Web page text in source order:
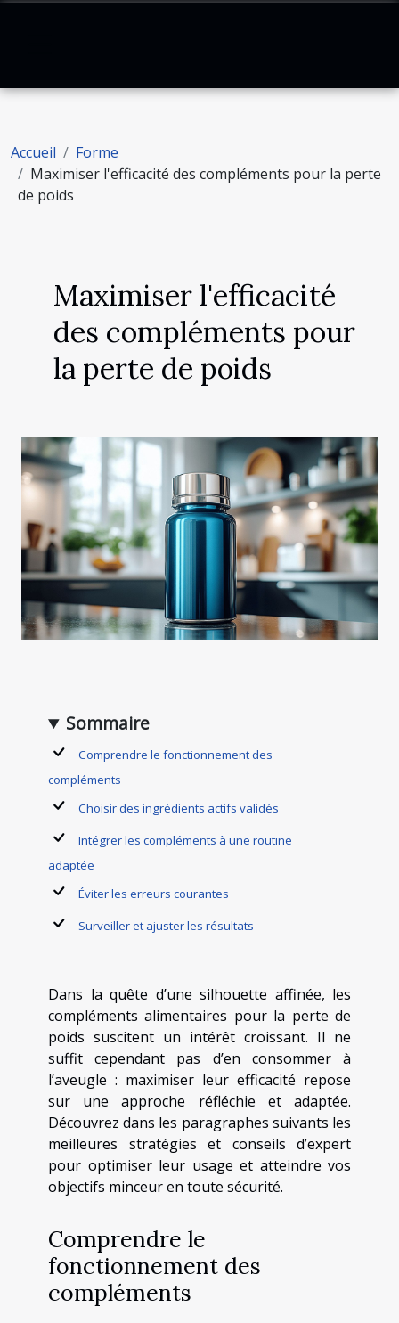
Accueil
Forme
Maximiser l'efficacité des compléments pour la perte
de poids
Maximiser l'efficacité
des compléments pour
la perte de poids
Sommaire
Comprendre le fonctionnement des
compléments
Choisir des ingrédients actifs validés
Intégrer les compléments à une routine
adaptée
Éviter les erreurs courantes
Surveiller et ajuster les résultats
Dans la quête d’une silhouette affinée, les
compléments alimentaires pour la perte de
poids suscitent un intérêt croissant. Il ne
suffit cependant pas d’en consommer à
l’aveugle : maximiser leur efficacité repose
sur une approche réfléchie et adaptée.
Découvrez dans les paragraphes suivants les
meilleures stratégies et conseils d’expert
pour optimiser leur usage et atteindre vos
objectifs minceur en toute sécurité.
Comprendre le
fonctionnement des
compléments